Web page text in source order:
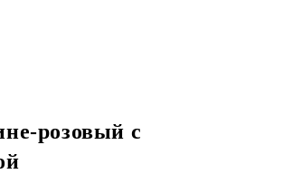
розовый с